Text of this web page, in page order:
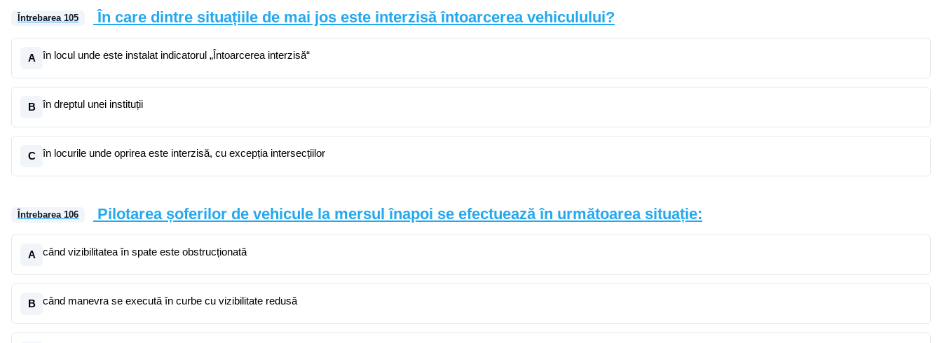
Întrebarea 105 În care dintre situațiile de mai jos este interzisă întoarcerea vehiculului?
A în locul unde este instalat indicatorul „Întoarcerea interzisă“
B în dreptul unei instituții
C în locurile unde oprirea este interzisă, cu excepția intersecțiilor
Întrebarea 106 Pilotarea șoferilor de vehicule la mersul înapoi se efectuează în următoarea situație:
A când vizibilitatea în spate este obstrucționată
B când manevra se execută în curbe cu vizibilitate redusă